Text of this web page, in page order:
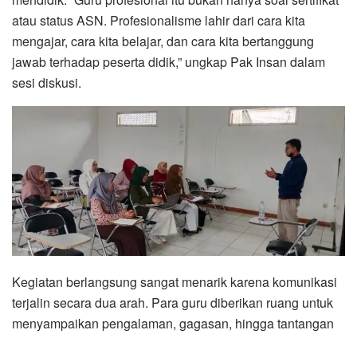
atau status ASN. Profesionalisme lahir dari cara kita
mengajar, cara kita belajar, dan cara kita bertanggung
jawab terhadap peserta didik,” ungkap Pak Insan dalam
sesi diskusi.
Kegiatan berlangsung sangat menarik karena komunikasi
terjalin secara dua arah. Para guru diberikan ruang untuk
menyampaikan pengalaman, gagasan, hingga tantangan